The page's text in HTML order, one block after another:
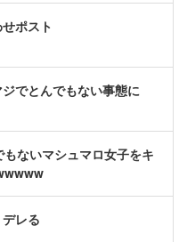
ポスト
でとんでもない事態に
もないマシュマロ女子をキ
レる